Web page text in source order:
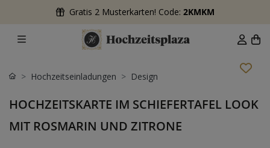
Gratis 2 Musterkarten! Code: 2KMKM
Hochzeitseinladungen Design
HOCHZEITSKARTE IM SCHIEFERTAFEL LOOK
MIT ROSMARIN UND ZITRONE